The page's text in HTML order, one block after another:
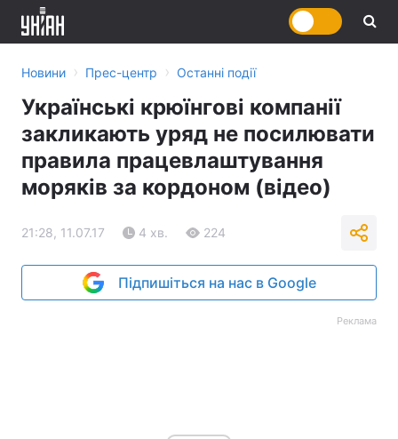
Новини › Прес-центр › Останні події
Українські крюїнгові компанії
закликають уряд не посилювати
правила працевлаштування
моряків за кордоном (відео)
21:28, 11.07.17 4 хв. 224
Підпишіться на нас в Google
Реклама